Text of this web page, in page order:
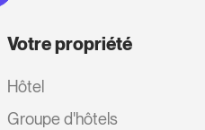
Votre propriété
Hôtel
Groupe d'hôtels